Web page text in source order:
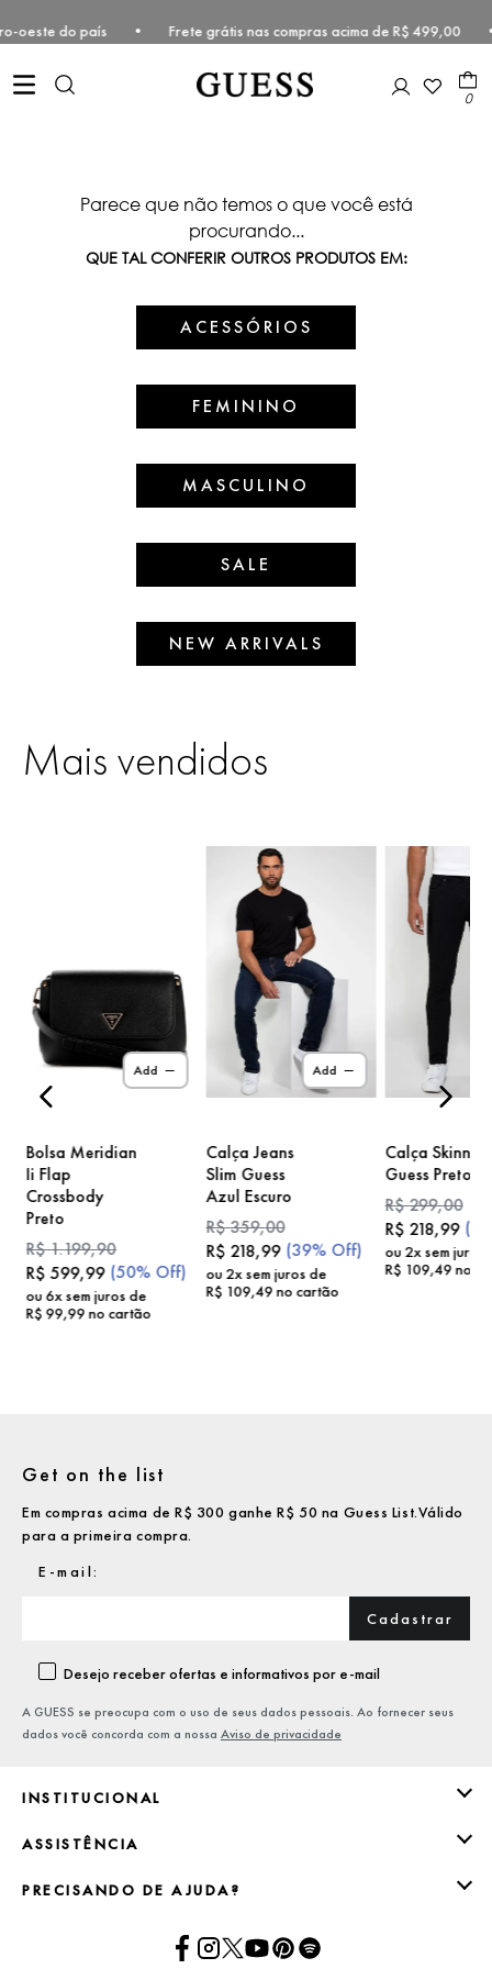
oeste do país • Frete grátis nas compras acima de R$
0
Parece que não temos o que você está
procurando...
QUE TAL CONFERIR OUTROS PRODUTOS EM:
ACESSÓRIOS
FEMININO
MASCULINO
SALE
NEW ARRIVALS
Mais vendidos
Add
Bolsa Meridian
Ii Flap
Crossbody
Preto
R$1.199,90
R$ 599,99 (50% Off)
ou 6x sem juros de
R$ 99,99no cartão
Add
Calça Jeans
Slim Guess
Azul Escuro
R$359,00
R$ 218,99 (39% Off)
ou2x sem juros de
R$ 109,49no cartão
Calça Skinny
Guess Preto
R$299,00
R$ 218,99 (
ou 2x sem juros
R$ 109,49no
INSTITUCIONAL
ASSISTÊNCIA
PRECISANDO DE AJUDA?
Get on the list
Em compras acima de R$ 300 ganhe R$ 50 na Guess List.Válido
para a primeira compra.
Cadastrar
Desejo receber ofertas e informativos por e-mail
A GUESS se preocupa com o uso de seus dados pessoais. Ao fornecer seus
dados você concorda com a nossa Aviso de privacidade